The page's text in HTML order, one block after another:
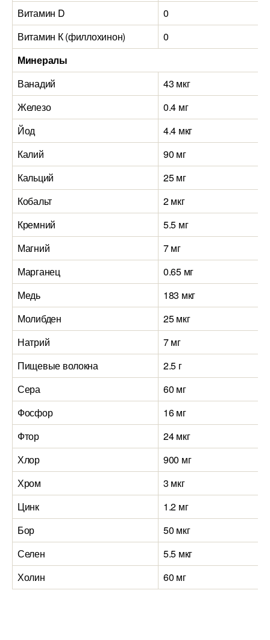
Витамин D
0
Витамин К (филлохинон)
0
Минералы
Ванадий
43 мкг
Железо
0.4 мг
Йод
4.4 мкг
Калий
90 мг
Кальций
25 мг
Кобальт
2 мкг
Кремний
5.5 мг
Магний
7 мг
Марганец
0.65 мг
Медь
183 мкг
Молибден
25 мкг
Натрий
7 мг
Пищевые волокна
2.5 г
Сера
60 мг
Фосфор
16 мг
Фтор
24 мкг
Хлор
900 мг
Хром
3 мкг
Цинк
1.2 мг
Бор
50 мкг
Селен
5.5 мкг
Холин
60 мг